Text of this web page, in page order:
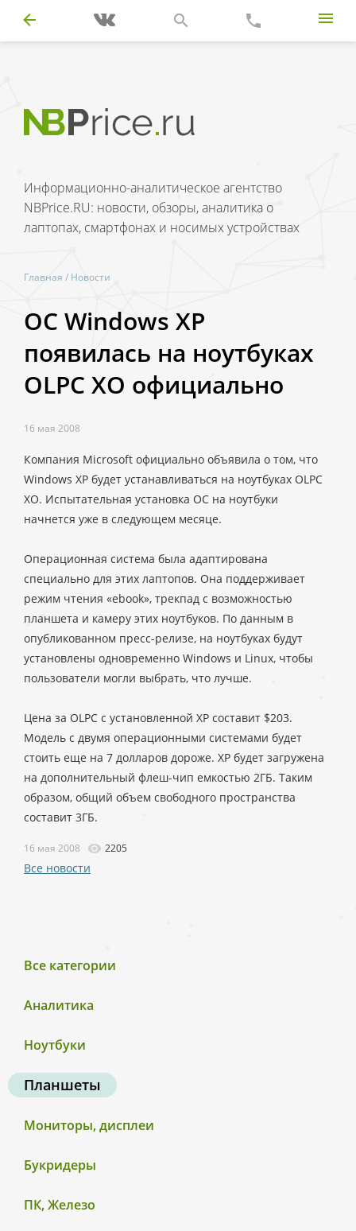
Информационно-аналитическое агентство
NBPrice.RU: новости, обзоры, аналитика о
лаптопах, смартфонах и носимых устройствах
Все категории
Аналитика
Ноутбуки
Планшеты
Мониторы, дисплеи
Букридеры
ПК, Железо
Главная / Новости
ОС Windows XP
появилась на ноутбуках
OLPC XO официально
16 мая 2008
Компания Microsoft официально объявила о том, что
Windows XP будет устанавливаться на ноутбуках OLPC
XO. Испытательная установка ОС на ноутбуки
начнется уже в следующем месяце.
Операционная система была адаптирована
специально для этих лаптопов. Она поддерживает
режим чтения «ebook», трекпад с возможностью
планшета и камеру этих ноутбуков. По данным в
опубликованном пресс-релизе, на ноутбуках будут
установлены одновременно Windows и Linux, чтобы
пользователи могли выбрать, что лучше.
Цена за OLPC с установленной XP составит $203.
Модель с двумя операционными системами будет
стоить еще на 7 долларов дороже. XP будет загружена
на дополнительный флеш-чип емкостью 2ГБ. Таким
образом, общий объем свободного пространства
составит 3ГБ.
16 мая 2008 2205
Все новости